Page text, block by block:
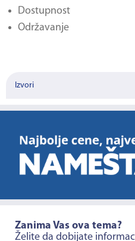
Dostupnost
Održavanje
Izvori
Zanima Vas ova tema?
Želite da dobijate